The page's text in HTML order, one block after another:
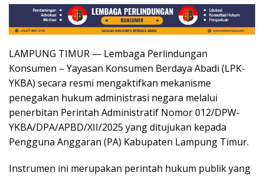
LAMPUNG TIMUR — Lembaga Perlindungan
Konsumen – Yayasan Konsumen Berdaya Abadi (LPK-
YKBA) secara resmi mengaktifkan mekanisme
penegakan hukum administrasi negara melalui
penerbitan Perintah Administratif Nomor 012/DPW-
YKBA/DPA/APBD/XII/2025 yang ditujukan kepada
Pengguna Anggaran (PA) Kabupaten Lampung Timur.
Instrumen ini merupakan perintah hukum publik yang